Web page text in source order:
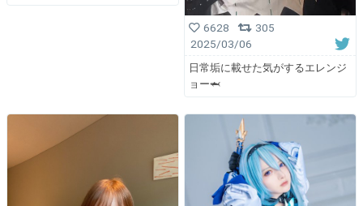
6628
305
2025/03/06
日常垢に載せた気がするエレンジ
ョー🦈